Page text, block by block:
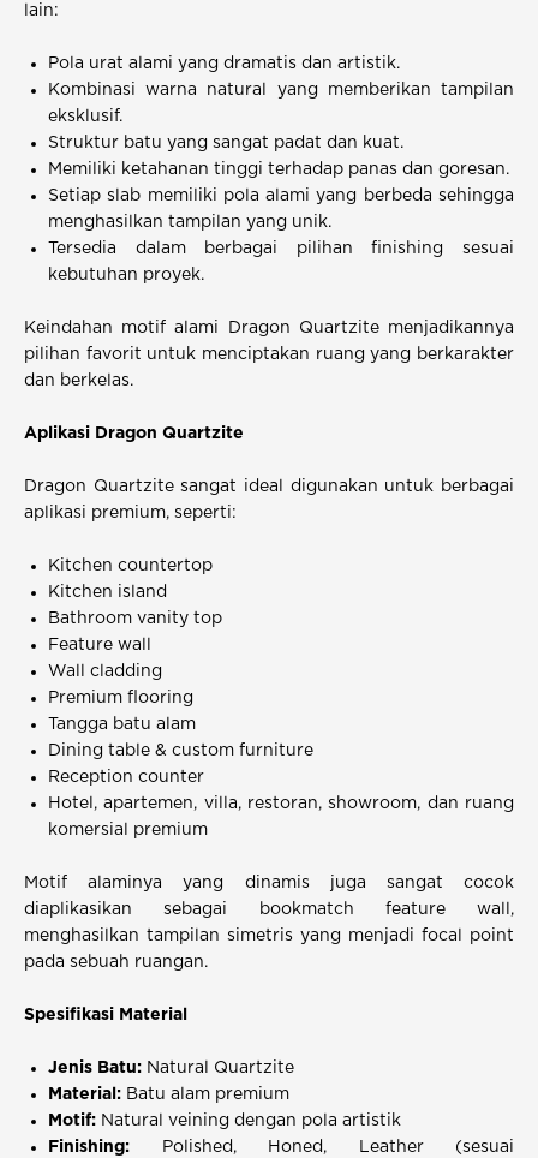
lain:
Pola urat alami yang dramatis dan artistik.
Kombinasi warna natural yang memberikan tampilan
eksklusif.
Struktur batu yang sangat padat dan kuat.
Memiliki ketahanan tinggi terhadap panas dan goresan.
Setiap slab memiliki pola alami yang berbeda sehingga
menghasilkan tampilan yang unik.
Tersedia dalam berbagai pilihan finishing sesuai
kebutuhan proyek.
Keindahan motif alami Dragon Quartzite menjadikannya
pilihan favorit untuk menciptakan ruang yang berkarakter
dan berkelas.
Aplikasi Dragon Quartzite
Dragon Quartzite sangat ideal digunakan untuk berbagai
aplikasi premium, seperti:
Kitchen countertop
Kitchen island
Bathroom vanity top
Feature wall
Wall cladding
Premium flooring
Tangga batu alam
Dining table & custom furniture
Reception counter
Hotel, apartemen, villa, restoran, showroom, dan ruang
komersial premium
Motif alaminya yang dinamis juga sangat cocok
diaplikasikan sebagai bookmatch feature wall,
menghasilkan tampilan simetris yang menjadi focal point
pada sebuah ruangan.
Spesifikasi Material
Jenis Batu: Natural Quartzite
Material: Batu alam premium
Motif: Natural veining dengan pola artistik
Finishing: Polished, Honed, Leather (sesuai